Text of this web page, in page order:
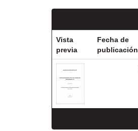
Vista
previa
Fecha de
publicación